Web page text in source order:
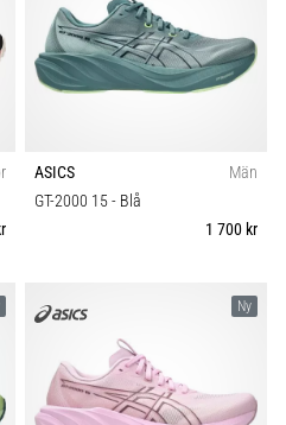
ASICS
Män
GT-2000 15- Blå
1 700 kr
Ny